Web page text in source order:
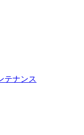
テナンス